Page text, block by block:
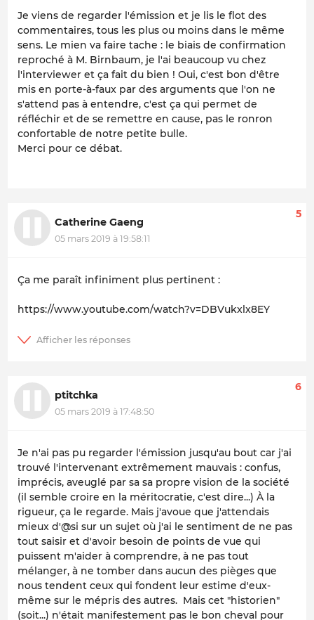
Je viens de regarder l'émission et je lis le flot des
commentaires, tous les plus ou moins dans le même
sens. Le mien va faire tache : le biais de confirmation
reproché à M. Birnbaum, je l'ai beaucoup vu chez
l'interviewer et ça fait du bien ! Oui, c'est bon d'être
mis en porte-à-faux par des arguments que l'on ne
s'attend pas à entendre, c'est ça qui permet de
réfléchir et de se remettre en cause, pas le ronron
confortable de notre petite bulle.
Merci pour ce débat.
Catherine Gaeng
05 mars 2019 à 19:58:11
5
Ça me paraît infiniment plus pertinent :
https://www.youtube.com/watch?v=DBVukxlx8EY
ptitchka
05 mars 2019 à 17:48:50
6
Je n'ai pas pu regarder l'émission jusqu'au bout car j'ai
trouvé l'intervenant extrêmement mauvais : confus,
imprécis, aveuglé par sa sa propre vision de la société
(il semble croire en la méritocratie, c'est dire...) À la
rigueur, ça le regarde. Mais j'avoue que j'attendais
mieux d'@si sur un sujet où j'ai le sentiment de ne pas
tout saisir et d'avoir besoin de points de vue qui
puissent m'aider à comprendre, à ne pas tout
mélanger, à ne tomber dans aucun des pièges que
nous tendent ceux qui fondent leur estime d'eux-
même sur le mépris des autres. Mais cet "historien"
(soit...) n'était manifestement pas le bon cheval pour